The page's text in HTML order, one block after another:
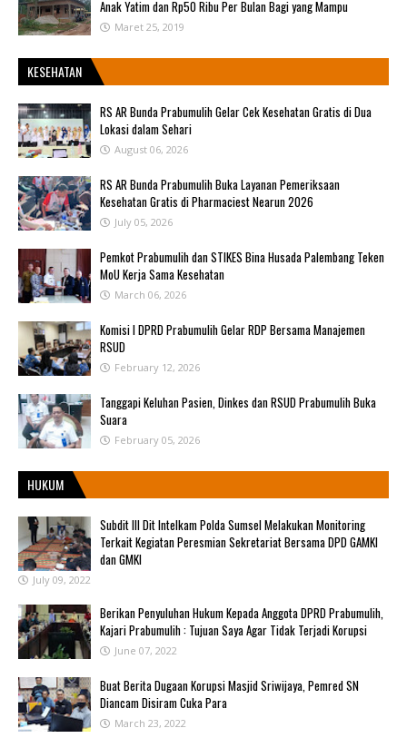
Anak Yatim dan Rp50 Ribu Per Bulan Bagi yang Mampu
Maret 25, 2019
KESEHATAN
RS AR Bunda Prabumulih Gelar Cek Kesehatan Gratis di Dua
Lokasi dalam Sehari
August 06, 2026
RS AR Bunda Prabumulih Buka Layanan Pemeriksaan
Kesehatan Gratis di Pharmaciest Nearun 2026
July 05, 2026
Pemkot Prabumulih dan STIKES Bina Husada Palembang Teken
MoU Kerja Sama Kesehatan
March 06, 2026
Komisi I DPRD Prabumulih Gelar RDP Bersama Manajemen
RSUD
February 12, 2026
Tanggapi Keluhan Pasien, Dinkes dan RSUD Prabumulih Buka
Suara
February 05, 2026
HUKUM
Subdit III Dit Intelkam Polda Sumsel Melakukan Monitoring
Terkait Kegiatan Peresmian Sekretariat Bersama DPD GAMKI
dan GMKI
July 09, 2022
Berikan Penyuluhan Hukum Kepada Anggota DPRD Prabumulih,
Kajari Prabumulih : Tujuan Saya Agar Tidak Terjadi Korupsi
June 07, 2022
Buat Berita Dugaan Korupsi Masjid Sriwijaya, Pemred SN
Diancam Disiram Cuka Para
March 23, 2022